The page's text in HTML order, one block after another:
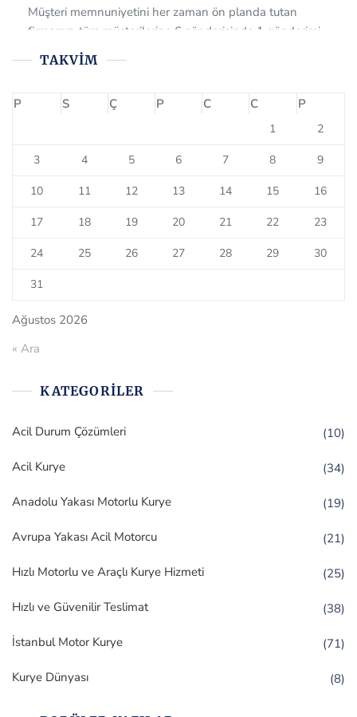
ücretsiz olarak sağlamaktadır. Bizi tercih ettiğiniz için çok
TAKVIM
Ağustos 2026
P S Ç P C C P
1 2
3 4 5 6 7 8 9
10 11 12 13 14 15 16
17 18 19 20 21 22 23
24 25 26 27 28 29 30
31
« Ara
KATEGORILER
Acil Durum Çözümleri (10)
Acil Kurye (34)
Anadolu Yakası Motorlu Kurye (19)
Avrupa Yakası Acil Motorcu (21)
Hızlı Motorlu ve Araçlı Kurye Hizmeti (25)
Hızlı ve Güvenilir Teslimat (38)
İstanbul Motor Kurye (71)
Kurye Dünyası (8)